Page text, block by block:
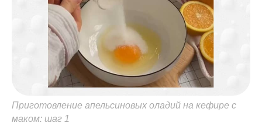
Приготовление апельсиновых оладий на кефире с
маком: шаг 1